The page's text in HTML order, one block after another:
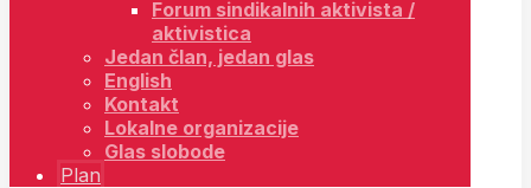
Forum sindikalnih aktivista /
aktivistica
Jedan član, jedan glas
English
Kontakt
Lokalne organizacije
Glas slobode
Plan